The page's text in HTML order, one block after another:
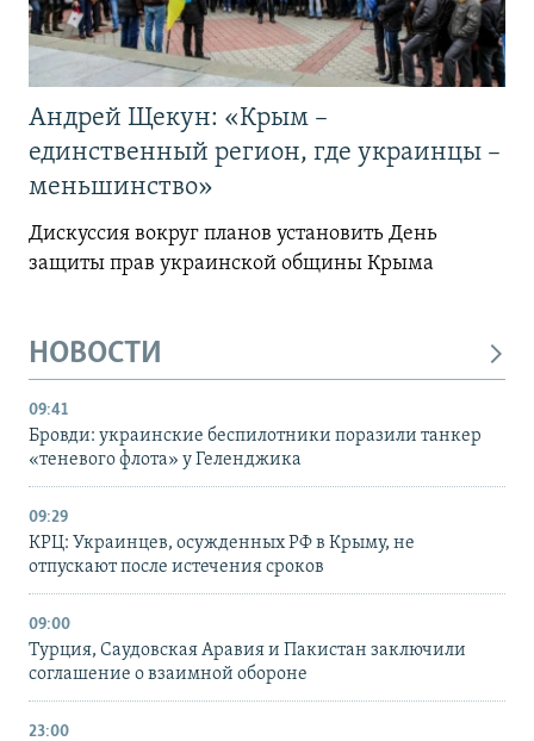
Андрей Щекун: «Крым –
единственный регион, где украинцы –
меньшинство»
Дискуссия вокруг планов установить День
защиты прав украинской общины Крыма
НОВОСТИ
09:41
Бровди: украинские беспилотники поразили танкер
«теневого флота» у Геленджика
09:29
КРЦ: Украинцев, осужденных РФ в Крыму, не
отпускают после истечения сроков
09:00
Турция, Саудовская Аравия и Пакистан заключили
соглашение о взаимной обороне
23:00